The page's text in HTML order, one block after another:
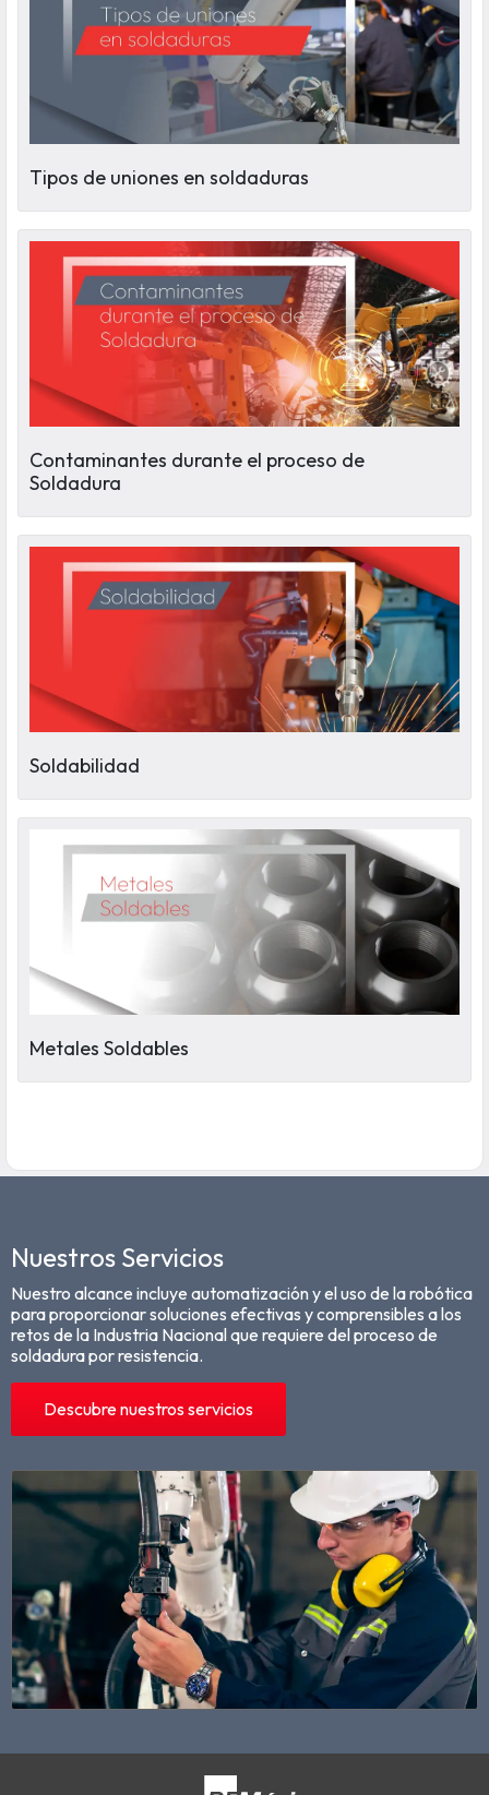
Tipos de uniones en soldaduras
Contaminantes durante el proceso de
Soldadura
Soldabilidad
Metales Soldables
Nuestros Servicios
Nuestro alcance incluye automatización y el uso de la robótica
para proporcionar soluciones efectivas y comprensibles a los
retos de la Industria Nacional que requiere del proceso de
soldadura por resistencia.
Descubre nuestros servicios